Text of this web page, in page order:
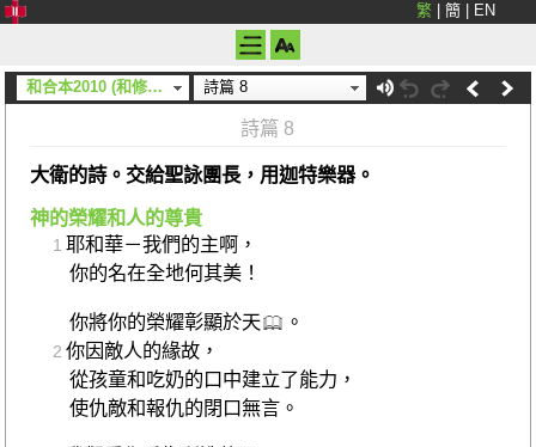
繁 簡 EN
和合本2010 (和修) (神版) 詩篇 8
詩篇 8
大衛的詩。交給聖詠團長，用迦特樂器。
神的榮耀和人的尊貴
1 耶和華－我們的主啊，
你的名在全地何其美！
你將你的榮耀彰顯於天 。
2 你因敵人的緣故，
從孩童和吃奶的口中建立了能力，
使仇敵和報仇的閉口無言。